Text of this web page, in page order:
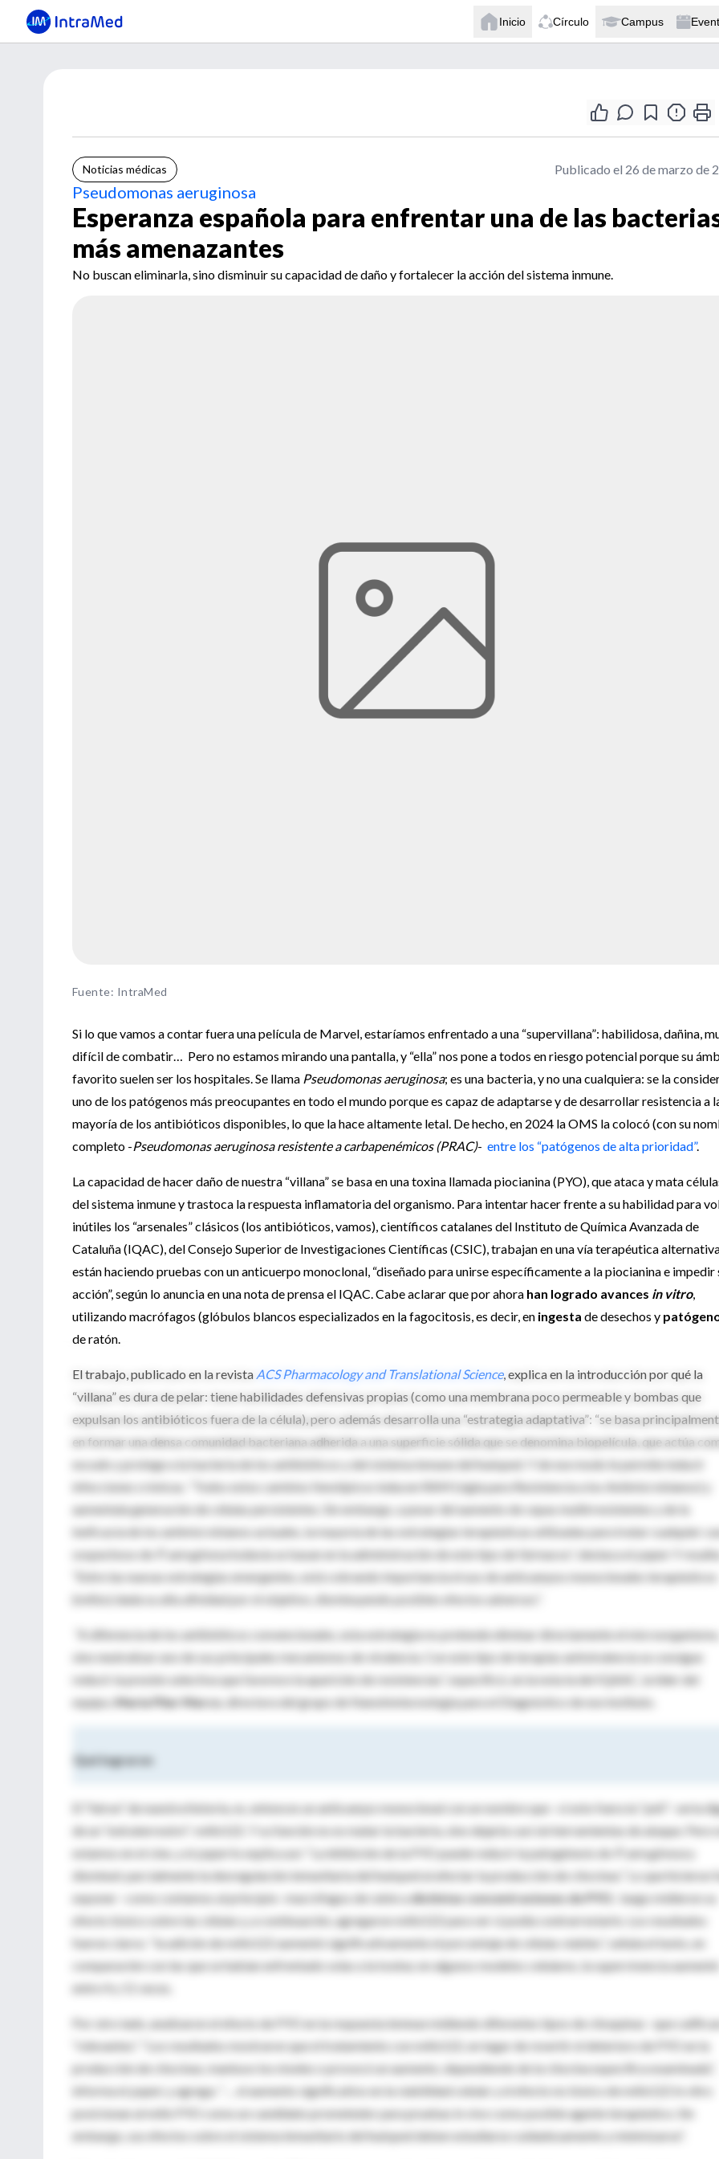
Inicio Círculo Campus
Noticias médicas Publicado el 26 de marzo de
Pseudomonas aeruginosa
Esperanza española para enfrentar una de las
más amenazantes
No buscan eliminarla, sino disminuir su capacidad de daño y fortalecer la acción del sistema inmune.
Fuente: IntraMed
Si lo que vamos a contar fuera una película de Marvel, estaríamos enfrentado a una “supervillana”: habilidosa, dañina,
difícil de combatir…
Pero no estamos mirando una pantalla, y “ella” nos pone a todos en riesgo potencial porque su
favorito suelen ser los hospitales. Se llama Pseudomonas aeruginosa; es una bacteria, y no una cualquiera: se la
uno de los patógenos más preocupantes en todo el mundo porque es capaz de adaptarse y de desarrollar resistencia a
mayoría de los antibióticos disponibles, lo que la hace altamente letal. De hecho, en 2024 la OMS la colocó (con su
completo -Pseudomonas aeruginosa resistente a carbapenémicos (PRAC)- entre los “patógenos de alta prioridad”.
La capacidad de hacer dañode nuestra “villana” se basa en una toxina llamada piocianina (PYO), que ataca y mata
del sistema inmune y trastoca la respuesta inflamatoria del organismo. Para intentar hacer frente a su habilidad para
inútiles los “arsenales” clásicos (los antibióticos, vamos), científicos catalanes del Instituto de Química Avanzada de
Cataluña (IQAC), del Consejo Superior de Investigaciones Científicas (CSIC), trabajan en una vía terapéutica
están haciendo pruebas con un anticuerpo monoclonal, “diseñado para unirse específicamente a la piocianina e impedir
acción”, según lo anuncia en una nota de prensa el IQAC. Cabe aclarar que por ahora han logrado avances in vitro,
utilizandomacrófagos (glóbulos blancos especializados en la fagocitosis, es decir, en ingesta de desechos y
de ratón.
El trabajo, publicado en la revista ACS Pharmacology and Translational Science, explica en la introducción por qué la
“villana” es dura de pelar: tiene habilidades defensivas propias (como una membrana poco permeable y bombas que
expulsan los antibióticos fuera de la célula), pero además desarrolla una “estrategia adaptativa”: “se basa
en formar una densa comunidad bacteriana adherida a una superficie sólida que se denomina biopelícula, que actúa
escudo y protege a la bacteria de los antibióticos y del sistema inmune del huésped. Y de ese modo le permite inducir
infecciones crónicas. “Todos estos cambios fenotípicos inducen RAM (sigla para Resistencia a los Antimicrobianos) y
aumentala generación de células persistentes. Sin embargo, a pesar del aumento de cepas multirresistentes y de la
ineficacia de los antimicrobianos actuales, la mayoría de las estrategias terapéuticas utilizadas para tratar cualquier
sospechoso de
P. aeruginosatodavía se basan en la administración de este tipo de fármacos”, destaca elpaper.
Y resalta:
“Entre las nuevas estrategias emergentes, está cobrando importancia el uso de anticuerpos monoclonales terapéuticos
(mAbs) dada su alta afinidad por el objetivo, disminuyendo posibles efectos adversos”.
“A diferencia de los antibióticos convencionales, esta estrategia no pretende eliminar directamente el microorganismo,
sino neutralizar uno de sus principales mecanismos de virulencia. Con este tipo de terapias antivirulencia se consigue
reducir la presión selectiva que favorece la aparición de resistencias”, especificó, en la nota la del IQAAC, la líder del
equipo, María Pilar Marco , directora del grupo de Nanobiotecnología para el Diagnóstico de ese instituto.
Qué lograron
El “héroe” de nuestra historia, es, entonces un anticuerpo monoclonal con un nombre que –si esto fuera la “peli”- sería
de un “extraterrestre”: mAb122. Y su función no es matar la bacteria, sino dejarla casi sin herramientas de ataque. Pero
estamos en el cine, y elpaper lo explica así: “La inhibición de la PYO puede reducir la patogénesis de P. aeruginosay
disminuir parcialmente la desregulación inmunitaria del huésped al afectar la producción de citocinas.” Lo que hicieron
exponer –como contamos al principio- macrófagos de ratón adistintas concentraciones de PYO
luego midieron su
efecto tóxico sobre las células y, a continuación, agregaron mAb122 para ver si podía contrarrestarlo. Los resultados
fueron claros: “la adición de mAb122 aumentó significativamente el porcentaje de células viables”, señala el texto, en
comparación con las que se habían enfrentado solas a la toxina; en algunos modelos celulares, la supervivencia aumentó
entre 4 y 11 veces.
Por otro lado, analizaron el efecto de PYO en la respuesta inmnue midiendo diferentes tipos de citoquinas –que
“relevantes”. “Los resultados mostraron que el tratamiento con mAb122, en lugar de revertir el deterioro de PYO en la
producción de citocinas, mantuvo los niveles o provocó un aumento, dependiendo de la citocina específica examinada”,
informa elpaper
, y agrega: “… el aumento significativo en la viabilidad celular y el efecto no tóxico de mAb122 in vitro
posicionan al mAb PYO como un candidato prometedor para pruebas in vivo como posible agente terapéutico. Sin
embargo, sus efectos sobre el sistema inmunitario del huésped deben estudiarse cuidadosamente y minimizarse”.